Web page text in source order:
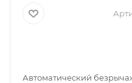
Автоматический